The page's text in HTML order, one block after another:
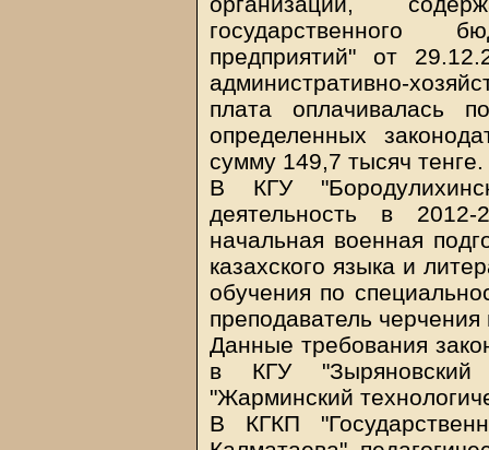
государственного
предприятий" от
административно-
плата оплачивалась
определенных
сумму 149,7 тысяч тенге.
В КГУ
деятельность в
начальная военная
казахского языка и
обучения по
преподаватель черчения
Данные требования
в КГУ "Зыряновский
"Жарминский
В КГКП